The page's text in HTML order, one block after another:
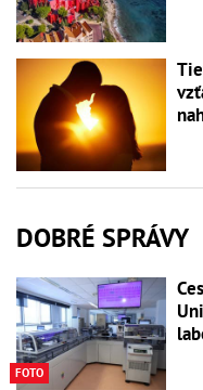
DOBRÉ SPRÁVY
FOTO